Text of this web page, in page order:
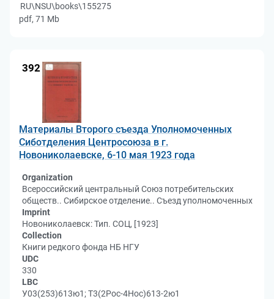
RU\NSU\books\155275
pdf, 71 Mb
392
Материалы Второго съезда Уполномоченных
Сиботделения Центросоюза в г.
Новониколаевске, 6-10 мая 1923 года
Organization
Всероссийский центральный Союз потребительских
обществ.. Сибирское отделение.. Съезд уполномоченных
Imprint
Новониколаевск: Тип. СОЦ, [1923]
Collection
Книги редкого фонда НБ НГУ
UDC
330
LBC
У03(253)613ю1; Т3(2Рос-4Нос)613-2ю1